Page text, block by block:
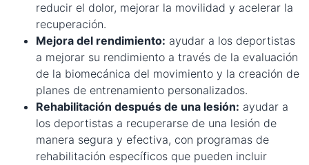
reducir el dolor, mejorar la movilidad y acelerar la
recuperación.
Mejora del rendimiento: ayudar a los deportistas
a mejorar su rendimiento a través de la evaluación
de la biomecánica del movimiento y la creación de
planes de entrenamiento personalizados.
Rehabilitación después de una lesión: ayudar a
los deportistas a recuperarse de una lesión de
manera segura y efectiva, con programas de
rehabilitación específicos que pueden incluir